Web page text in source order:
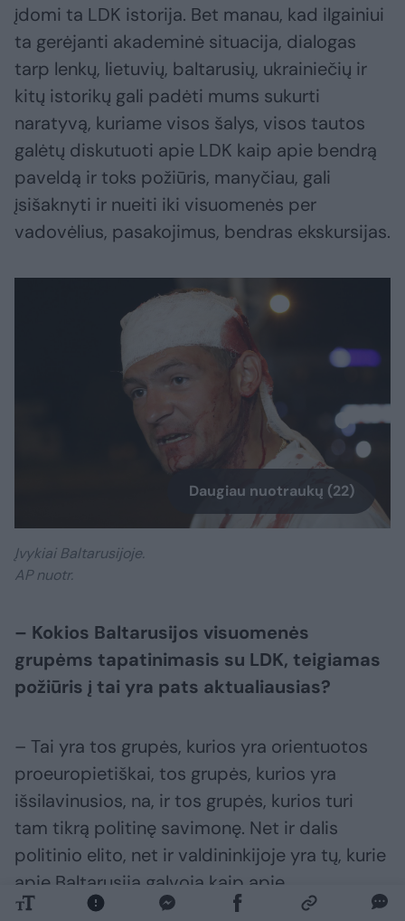
įdomi ta LDK istorija. Bet manau, kad ilgainiui
ta gerėjanti akademinė situacija, dialogas
tarp lenkų, lietuvių, baltarusių, ukrainiečių ir
kitų istorikų gali padėti mums sukurti
naratyvą, kuriame visos šalys, visos tautos
galėtų diskutuoti apie LDK kaip apie bendrą
paveldą ir toks požiūris, manyčiau, gali
įsišaknyti ir nueiti iki visuomenės per
vadovėlius, pasakojimus, bendras ekskursijas.
Daugiau nuotraukų (22)
Įvykiai Baltarusijoje.
AP nuotr.
– Kokios Baltarusijos visuomenės
grupėms tapatinimasis su LDK, teigiamas
požiūris į tai yra pats aktualiausias?
– Tai yra tos grupės, kurios yra orientuotos
proeuropietiškai, tos grupės, kurios yra
išsilavinusios, na, ir tos grupės, kurios turi
tam tikrą politinę savimonę. Net ir dalis
politinio elito, net ir valdininkijoje yra tų, kurie
apie Baltarusiją galvoja kaip apie
savarankišką valstybę. Manau, kad